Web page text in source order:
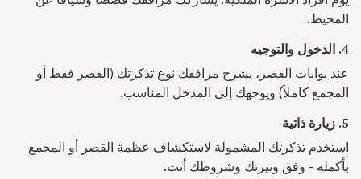
المحيط.
4. الدخول والتوجيه
عند بوابات القصر، يشرح مرافقك نوع تذكرتك (القصر فقط أو
المجمع كاملاً) ويوجهك إلى المدخل المناسب.
5. زيارة ذاتية
استخدم تذكرتك المشمولة لاستكشاف عظمة القصر أو المجمع
بأكمله - وفق وتيرتك وشروطك أنت.